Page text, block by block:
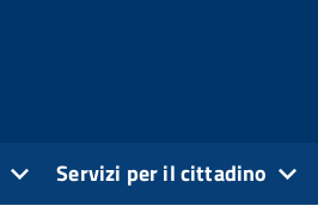
Servizi per il cittadino